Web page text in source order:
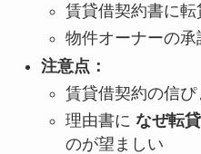
賃貸借契約書に
物件オーナーの承
注意点：
賃貸借契約の信
理由書に なぜ転
のが望ましい